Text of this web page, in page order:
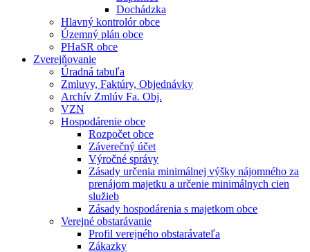
Dochádzka
Hlavný kontrolór obce
Územný plán obce
PHaSR obce
Zverejňovanie
Úradná tabuľa
Zmluvy, Faktúry, Objednávky
Archív Zmlúv Fa. Obj.
VZN
Hospodárenie obce
Rozpočet obce
Záverečný účet
Výročné správy
Zásady určenia minimálnej výšky nájomného za
prenájom majetku a určenie minimálnych cien
služieb
Zásady hospodárenia s majetkom obce
Verejné obstarávanie
Profil verejného obstarávateľa
Zákazky